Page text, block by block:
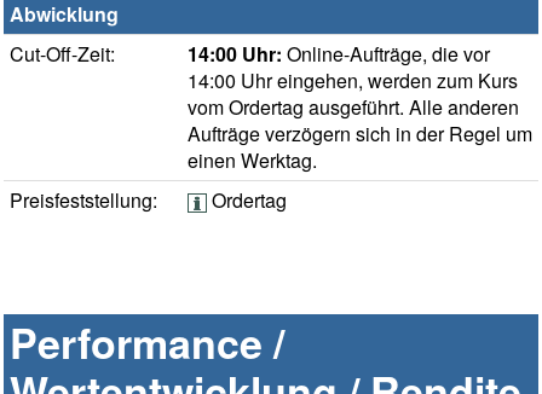
Abwicklung
Cut-Off-Zeit:
14:00 Uhr: Online-Aufträge, die vor
14:00 Uhr eingehen, werden zum Kurs
vom Ordertag ausgeführt. Alle anderen
Aufträge verzögern sich in der Regel um
einen Werktag.
Preisfeststellung:
Ordertag
Performance /